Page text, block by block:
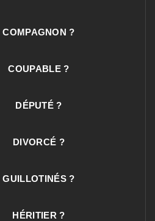
COMPAGNON ?
COUPABLE ?
DÉPUTÉ ?
DIVORCÉ ?
GUILLOTINÉS ?
HÉRITIER ?